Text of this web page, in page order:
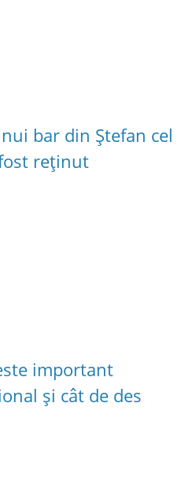
bar din Ștefan cel
reținut
important
și cât de des